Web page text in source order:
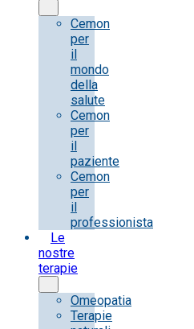
Cemon
per
il
mondo
della
salute
Cemon
per
il
paziente
Cemon
per
il
professionista
Le
nostre
terapie
Omeopatia
Terapie